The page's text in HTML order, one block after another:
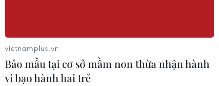
vietnamplus.vn
Bảo mẫu tại cơ sở mầm non thừa nhận hành
vi bạo hành hai trẻ